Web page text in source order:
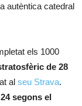
autèntica catedral
els 1000
de 28
al seu Strava.
segons el